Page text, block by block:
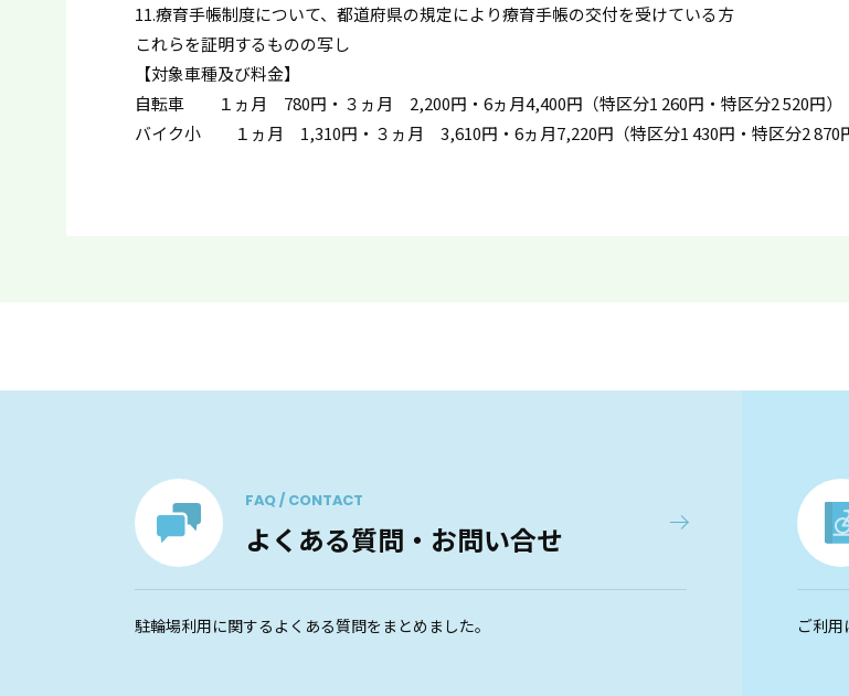
11.療育手帳制度について、都道府県の規定により療育手帳の交付を受けている方
これらを証明するものの写し
【対象車種及び料金】
自転車 １ヵ月 780円・３ヵ月 2,200円・6ヵ月4,400円（特区分1 260円・特区分2 520円）
バイク小 １ヵ月 1,310円・３ヵ月 3,610円・6ヵ月7,220円（特区分1 430円・特区分2 870円
FAQ / CONTACT
よくある質問・お問い合せ
駐輪場利用に関するよくある質問をまとめました。 ご利用